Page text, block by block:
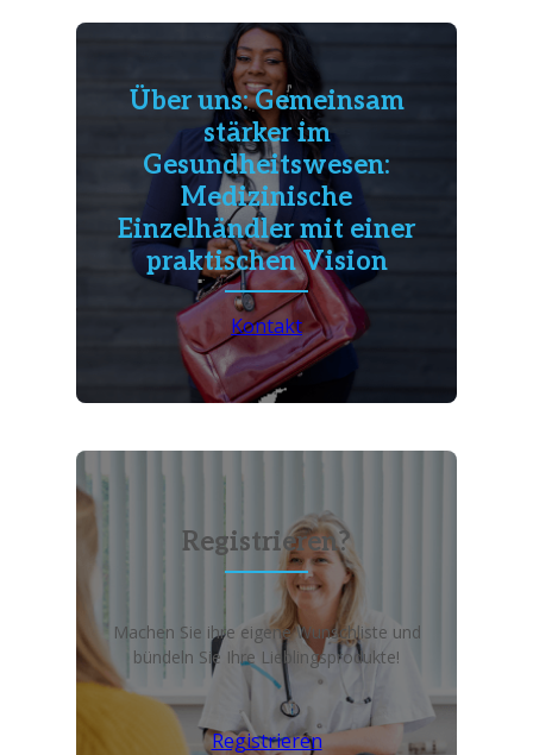
Über uns: Gemeinsam
stärker im
Gesundheitswesen:
Medizinische
Einzelhändler mit einer
praktischen Vision
Kontakt
Registrieren?
Machen Sie ihre eigene Wunschliste und
bündeln Sie Ihre Lieblingsprodukte!
Registrieren